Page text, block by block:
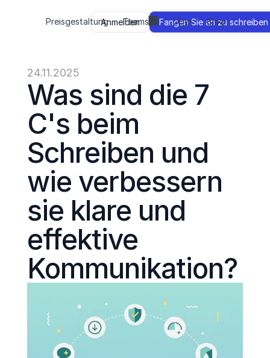
24.11.2025
Was sind die 7
C's beim
Schreiben und
wie verbessern
sie klare und
effektive
Kommunikation?
Preisgestaltung Teams Über Blog
Anmelden Fangen Sie an zu schreiben